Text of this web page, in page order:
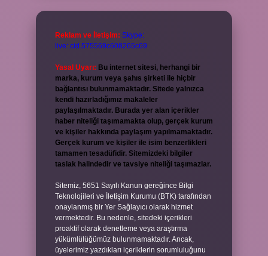
Reklam ve İletişim: Skype:
live:.cid.575569c608265c69
Yasal Uyarı: Bu internet sitesi, herhangi bir
marka, kurum veya şahıs şirketi ile hiçbir
bağlantısı bulunmamaktadır. Sitede yalnızca
kendi hazırladığımız makaleler
paylaşılmaktadır. Burada yer alan içerikler
haber niteliği taşımamakta olup, gerçek kurum
ve kişiler hakkında paylaşım yapılmamaktadır.
Gerçek kurum ve kişiler ile isim benzerlikleri
tamamen tesadüfidir. Sitemizdeki bilgiler
taslak halindedir ve tavsiye niteliği taşımazlar.
Sitemiz, 5651 Sayılı Kanun gereğince Bilgi
Teknolojileri ve İletişim Kurumu (BTK) tarafından
onaylanmış bir Yer Sağlayıcı olarak hizmet
vermektedir. Bu nedenle, sitedeki içerikleri
proaktif olarak denetleme veya araştırma
yükümlülüğümüz bulunmamaktadır. Ancak,
üyelerimiz yazdıkları içeriklerin sorumluluğunu